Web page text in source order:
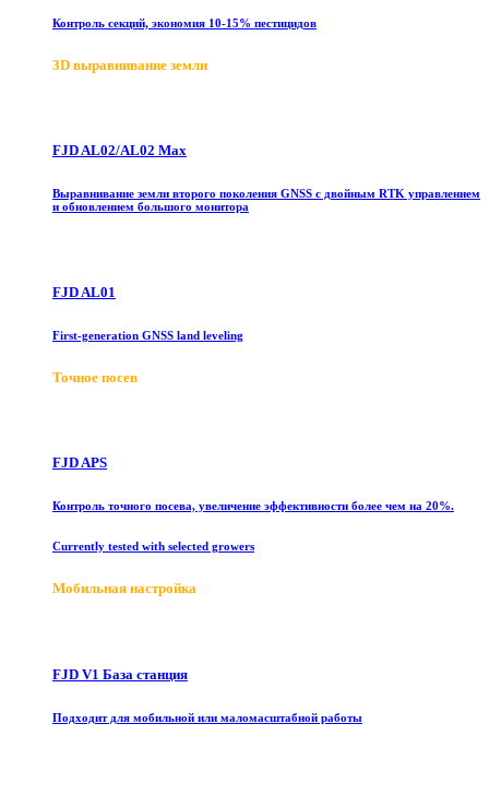
Контроль секций, экономия 10-15% пестицидов
3D выравнивание земли
FJD AL02/AL02 Max
Выравнивание земли второго поколения GNSS с двойным RTK управлением
и обновлением большого монитора
FJD AL01
First-generation GNSS land leveling
Точное посев
FJD APS
Контроль точного посева, увеличение эффективности более чем на 20%.
Currently tested with selected growers
Мобильная настройка
FJD V1 База станция
Подходит для мобильной или маломасштабной работы